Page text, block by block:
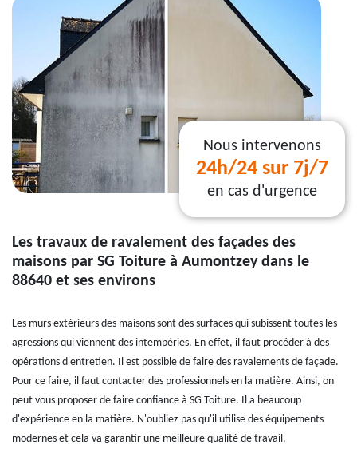
Nous intervenons
24h/24 sur 7j/7
en cas d'urgence
Les travaux de ravalement des façades des
maisons par SG Toiture à Aumontzey dans le
88640 et ses environs
Les murs extérieurs des maisons sont des surfaces qui subissent toutes les
agressions qui viennent des intempéries. En effet, il faut procéder à des
opérations d'entretien. Il est possible de faire des ravalements de façade.
Pour ce faire, il faut contacter des professionnels en la matière. Ainsi, on
peut vous proposer de faire confiance à SG Toiture. Il a beaucoup
d'expérience en la matière. N'oubliez pas qu'il utilise des équipements
modernes et cela va garantir une meilleure qualité de travail.